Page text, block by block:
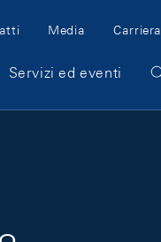
Navigation
Media Carriera
Servizi ed eventi